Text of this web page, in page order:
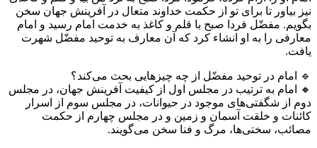
نیز بیاور تا برای تو از حکمت خداوند متعال در آفرینش جهان سخن
بگویم. مفضّل فردا صبح با قلم و کاغذ به خدمت امام رسید و امام
معارفی را به او انشاء کرد که آن معارف به توحید مفضّل شهرت
یافت.
🔹 امام در توحید مفضّل از چه چیزهایی بحث می‌کند؟
🔸 امام به ترتیب در مجلس اول از کیفیت آفرینش جهان، در مجلس
دوم از شگفتی‌های موجود در حیوانات، در مجلس سوم از اسرار
کائنات و خلقت آسمان و زمین و در مجلس چهارم از حکمت
مصائب، سختی‌ها، مرگ و فنا سخن می‌گویند.